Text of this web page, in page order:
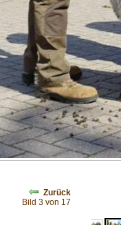
Zurück
Bild 3 von 17